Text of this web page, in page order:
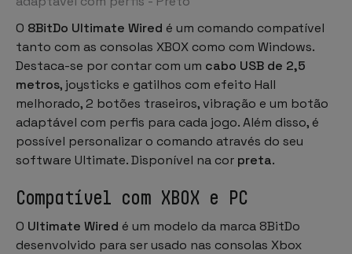
O 8BitDo Ultimate Wired é um comando compatível
tanto com as consolas XBOX como com Windows.
Destaca-se por contar com um cabo USB de 2,5
metros, joysticks e gatilhos com efeito Hall
melhorado, 2 botões traseiros, vibração e um botão
adaptável com perfis para cada jogo. Além disso, é
possível personalizar o comando através do seu
software Ultimate. Disponível na cor preta.
Compatível com XBOX e PC
O Ultimate Wired é um modelo da marca 8BitDo
desenvolvido para ser usado nas consolas Xbox